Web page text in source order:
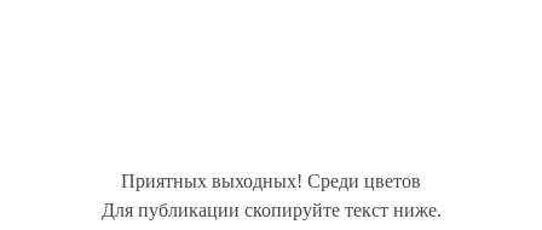
Приятных выходных! Среди цветов
Для публикации скопируйте текст ниже.